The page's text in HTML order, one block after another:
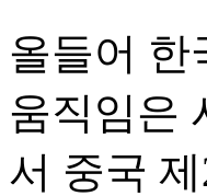
올들어 한
움직임은
서 중국